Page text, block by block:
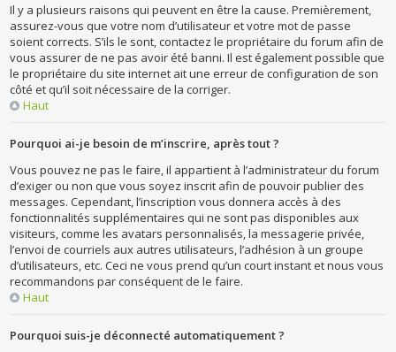
Il y a plusieurs raisons qui peuvent en être la cause. Premièrement,
assurez-vous que votre nom d’utilisateur et votre mot de passe
soient corrects. S’ils le sont, contactez le propriétaire du forum afin de
vous assurer de ne pas avoir été banni. Il est également possible que
le propriétaire du site internet ait une erreur de configuration de son
côté et qu’il soit nécessaire de la corriger.
Haut
Pourquoi ai-je besoin de m’inscrire, après tout ?
Vous pouvez ne pas le faire, il appartient à l’administrateur du forum
d’exiger ou non que vous soyez inscrit afin de pouvoir publier des
messages. Cependant, l’inscription vous donnera accès à des
fonctionnalités supplémentaires qui ne sont pas disponibles aux
visiteurs, comme les avatars personnalisés, la messagerie privée,
l’envoi de courriels aux autres utilisateurs, l’adhésion à un groupe
d’utilisateurs, etc. Ceci ne vous prend qu’un court instant et nous vous
recommandons par conséquent de le faire.
Haut
Pourquoi suis-je déconnecté automatiquement ?